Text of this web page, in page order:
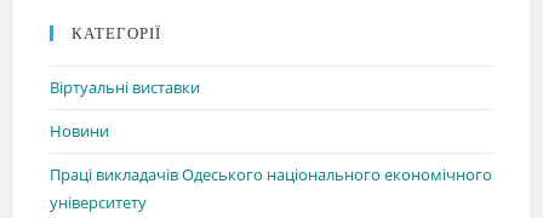
КАТЕГОРІЇ
Віртуальні виставки
Новини
Праці викладачів Одеського національного економічного
університету